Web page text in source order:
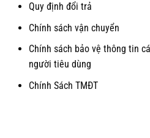
Quy định đổi trả
Chính sách vận chuyển
Chính sách bảo vệ thông tin
người tiêu dùng
Chính Sách TMĐT